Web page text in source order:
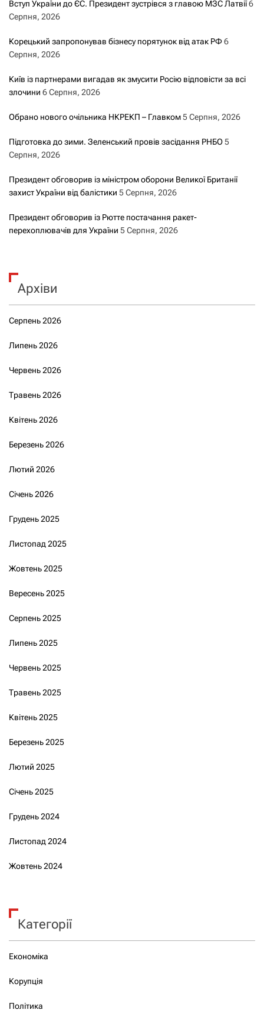
Вступ України до ЄС. Президент зустрівся з главою МЗС Латвії6
Серпня, 2026
Корецький запропонував бізнесу порятунок від атак РФ6
Серпня, 2026
Київ із партнерами вигадав як змусити Росію відповісти за всі
злочини 6 Серпня, 2026
Обрано нового очільника НКРЕКП – Главком5 Серпня, 2026
Підготовка до зими. Зеленський провів засідання РНБО5
Серпня, 2026
Президент обговорив із міністром оборони Великої Британії
захист України від балістики 5 Серпня, 2026
Президент обговорив із Рютте постачання ракет-
перехоплювачів для України 5 Серпня, 2026
Архіви
Серпень 2026
Липень 2026
Червень 2026
Травень 2026
Квітень 2026
Березень 2026
Лютий 2026
Січень 2026
Грудень 2025
Листопад 2025
Жовтень 2025
Вересень 2025
Серпень 2025
Липень 2025
Червень 2025
Травень 2025
Квітень 2025
Березень 2025
Лютий 2025
Січень 2025
Грудень 2024
Листопад 2024
Жовтень 2024
Категорії
Економіка
Корупція
Політика